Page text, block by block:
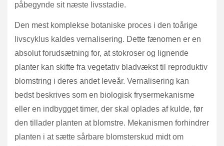
påbegynde sit næste livsstadie.
Den mest komplekse botaniske proces i den toårige
livscyklus kaldes vernalisering. Dette fænomen er en
absolut forudsætning for, at stokroser og lignende
planter kan skifte fra vegetativ bladvækst til reproduktiv
blomstring i deres andet leveår. Vernalisering kan
bedst beskrives som en biologisk frysermekanisme
eller en indbygget timer, der skal oplades af kulde, før
den tillader planten at blomstre. Mekanismen forhindrer
planten i at sætte sårbare blomsterskud midt om